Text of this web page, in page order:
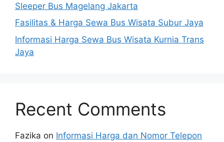
Sleeper Bus Magelang Jakarta
Fasilitas & Harga Sewa Bus Wisata Subur Jaya
Informasi Harga Sewa Bus Wisata Kurnia Trans
Jaya
Recent Comments
Fazika on Informasi Harga dan Nomor Telepon